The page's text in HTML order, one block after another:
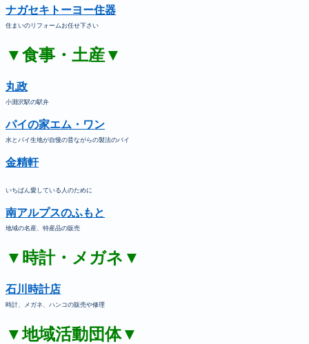
ナガセキトーヨー住器
住まいのリフォームお任せ下さい
▼食事・土産▼
丸政
小淵沢駅の駅弁
パイの家エム・ワン
水とパイ生地が自慢の昔ながらの製法のパイ
金精軒
いちばん愛している人のために
南アルプスのふもと
地域の名産、特産品の販売
▼時計・メガネ▼
石川時計店
時計、メガネ、ハンコの販売や修理
▼地域活動団体▼